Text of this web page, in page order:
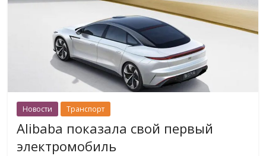
Новости Транспорт
Alibaba показала свой первый
электромобиль